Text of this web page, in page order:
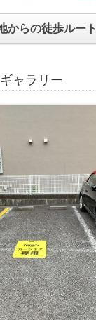
からの徒歩ルート
ャラリー